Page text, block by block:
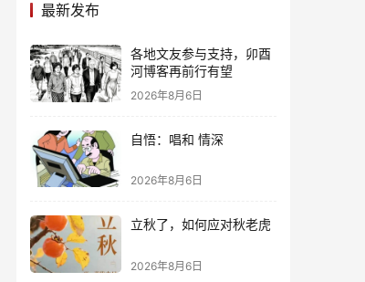
最新发布
各地文友参与支持，卯酉
河博客再前行有望
2026年8月6日
自悟：唱和 情深
2026年8月6日
立秋了，如何应对秋老虎
2026年8月6日